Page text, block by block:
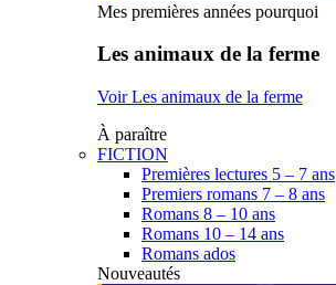
Mes premières années pourquoi
Les animaux de la ferme
Voir Les animaux de la ferme
À paraître
FICTION
Premières lectures 5 – 7 ans
Premiers romans 7 – 8 ans
Romans 8 – 10 ans
Romans 10 – 14 ans
Romans ados
Nouveautés